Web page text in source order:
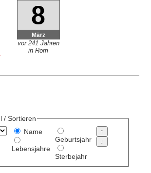
8
März
vor 241 Jahren
in Rom
/ Sortieren
Name
Lebensjahre
Geburtsjahr
Sterbejahr